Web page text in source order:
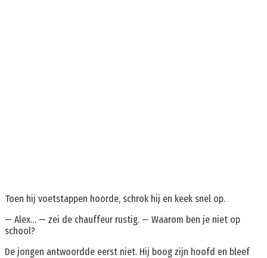
Toen hij voetstappen hoorde, schrok hij en keek snel op.
— Alex… — zei de chauffeur rustig. — Waarom ben je niet op
school?
De jongen antwoordde eerst niet. Hij boog zijn hoofd en bleef